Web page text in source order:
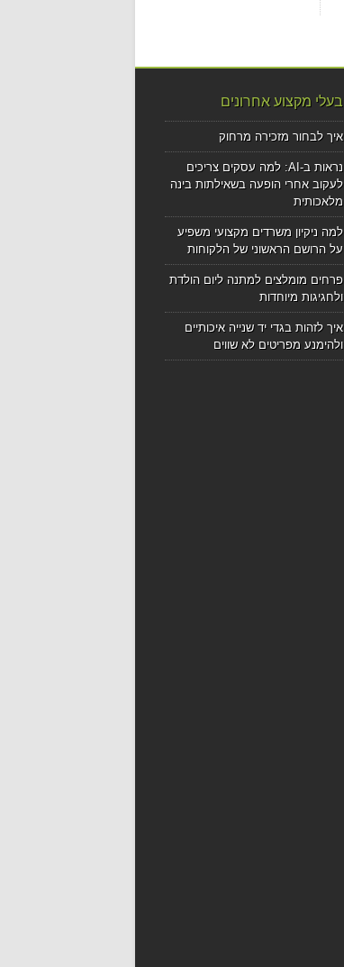
בעלי מקצוע אחרונים
איך לבחור מזכירה מרחוק
נראות ב-AI: למה עסקים צריכים
לעקוב אחרי הופעה בשאילתות בינה
מלאכותית
למה ניקיון משרדים מקצועי משפיע
על הרושם הראשוני של הלקוחות
פרחים מומלצים למתנה ליום הולדת
ולחגיגות מיוחדות
איך לזהות בגדי יד שנייה איכותיים
ולהימנע מפריטים לא שווים